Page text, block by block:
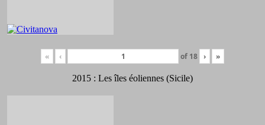
« ‹ of 18 › »
2015 : Les îles éoliennes (Sicile)